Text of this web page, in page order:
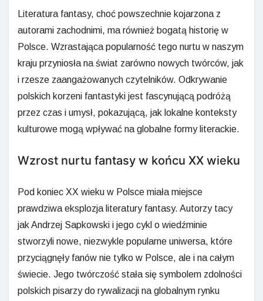
Literatura fantasy, choć powszechnie kojarzona z
autorami zachodnimi, ma również bogatą historię w
Polsce. Wzrastająca popularność tego nurtu w naszym
kraju przyniosła na świat zarówno nowych twórców, jak
i rzesze zaangażowanych czytelników. Odkrywanie
polskich korzeni fantastyki jest fascynującą podróżą
przez czas i umysł, pokazującą, jak lokalne konteksty
kulturowe mogą wpływać na globalne formy literackie.
Wzrost nurtu fantasy w końcu XX wieku
Pod koniec XX wieku w Polsce miała miejsce
prawdziwa eksplozja literatury fantasy. Autorzy tacy
jak Andrzej Sapkowski i jego cykl o wiedźminie
stworzyli nowe, niezwykle popularne uniwersa, które
przyciągnęły fanów nie tylko w Polsce, ale i na całym
świecie. Jego twórczość stała się symbolem zdolności
polskich pisarzy do rywalizacji na globalnym rynku